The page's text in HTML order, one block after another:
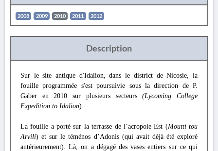
2008 2009 2010 2011 2012
Description
Sur le site antique d'Idalion, dans le district de Nicosie, la
fouille programmée s'est poursuivie sous la direction de P.
Gaber en 2010 sur plusieurs secteurs(Lycoming College
Expedition to Idalion).
La fouille a porté sur la terrasse de l’acropole Est (Moutti tou
Arvili) et sur le téménos d’Adonis (qui avait déjà été exploré
antérieurement). Là, on a dégagé des vases entiers sur ce qui